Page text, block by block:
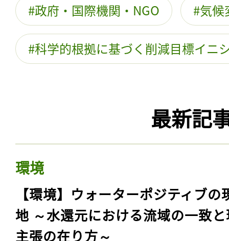
政府・国際機関・NGO 気候
科学的根拠に基づく削減目標イニ
最新記
環境
【環境】ウォーターポジティブの
地 ～水還元における流域の一致
主張の在り方～